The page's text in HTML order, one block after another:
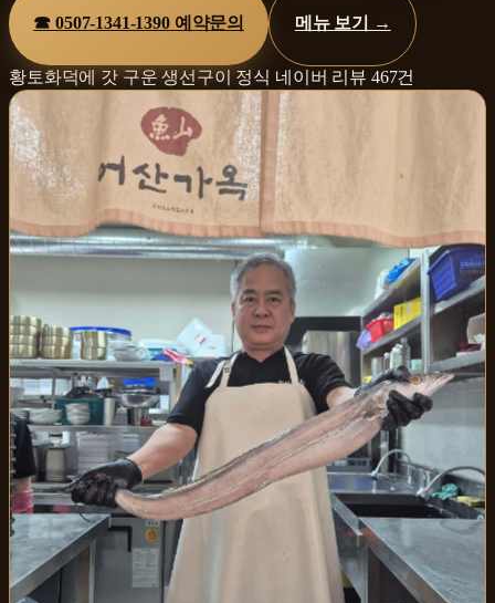
☎0507-1341-1390예약문의 메뉴 보기 →
황토화덕에 갓 구운 생선구이 정식 네이버 리뷰 467건